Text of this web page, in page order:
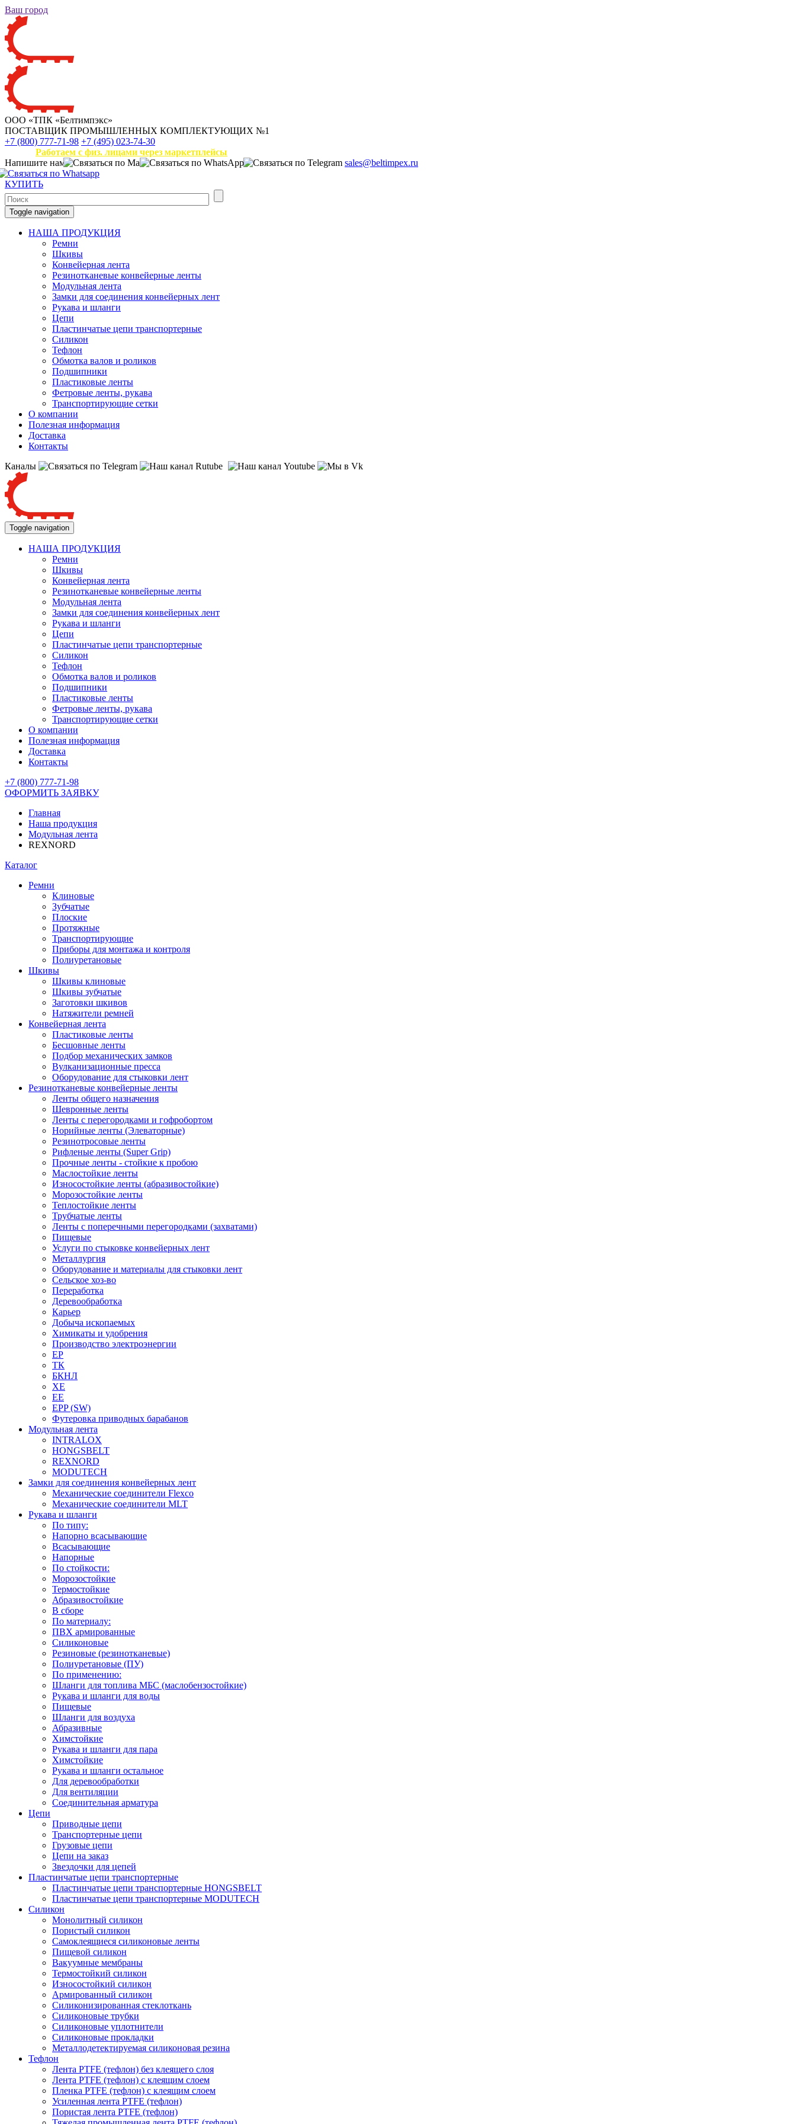
Ваш город
ООО «ТПК «Белтимпэкс»
ПОСТАВЩИК ПРОМЫШЛЕННЫХ КОМПЛЕКТУЮЩИХ №1
+7 (800) 777-71-98 +7 (495) 023-74-30
Работаем с физ. лицами через маркетплейсы
Напишите нам
sales@beltimpex.ru
КУПИТЬ
Toggle navigation
НАША ПРОДУКЦИЯ
Ремни
Шкивы
Конвейерная лента
Резинотканевые конвейерные ленты
Модульная лента
Замки для соединения конвейерных лент
Рукава и шланги
Цепи
Пластинчатые цепи транспортерные
Силикон
Тефлон
Обмотка валов и роликов
Подшипники
Пластиковые ленты
Фетровые ленты, рукава
Транспортирующие сетки
О компании
Полезная информация
Доставка
Контакты
Каналы
Toggle navigation
НАША ПРОДУКЦИЯ
Ремни
Шкивы
Конвейерная лента
Резинотканевые конвейерные ленты
Модульная лента
Замки для соединения конвейерных лент
Рукава и шланги
Цепи
Пластинчатые цепи транспортерные
Силикон
Тефлон
Обмотка валов и роликов
Подшипники
Пластиковые ленты
Фетровые ленты, рукава
Транспортирующие сетки
О компании
Полезная информация
Доставка
Контакты
+7 (800) 777-71-98
ОФОРМИТЬ ЗАЯВКУ
Главная
Наша продукция
Модульная лента
REXNORD
Каталог
Ремни
Клиновые
Зубчатые
Плоские
Протяжные
Транспортирующие
Приборы для монтажа и контроля
Полиуретановые
Шкивы
Шкивы клиновые
Шкивы зубчатые
Заготовки шкивов
Натяжители ремней
Конвейерная лента
Пластиковые ленты
Бесшовные ленты
Подбор механических замков
Вулканизационные пресса
Оборудование для стыковки лент
Резинотканевые конвейерные ленты
Ленты общего назначения
Шевронные ленты
Ленты с перегородками и гофробортом
Норийные ленты (Элеваторные)
Резинотросовые ленты
Рифленые ленты (Super Grip)
Прочные ленты - стойкие к пробою
Маслостойкие ленты
Износостойкие ленты (абразивостойкие)
Морозостойкие ленты
Теплостойкие ленты
Трубчатые ленты
Ленты с поперечными перегородками (захватами)
Пищевые
Услуги по стыковке конвейерных лент
Металлургия
Оборудование и материалы для стыковки лент
Сельское хоз-во
Переработка
Деревообработка
Карьер
Добыча ископаемых
Химикаты и удобрения
Производство электроэнергии
EP
ТК
БКНЛ
XE
EE
EPP (SW)
Футеровка приводных барабанов
Модульная лента
INTRALOX
HONGSBELT
REXNORD
MODUTECH
Замки для соединения конвейерных лент
Механические соединители Flexco
Механические соединители MLT
Рукава и шланги
По типу:
Напорно всасывающие
Всасывающие
Напорные
По стойкости:
Морозостойкие
Термостойкие
Абразивостойкие
В сборе
По материалу:
ПВХ армированные
Силиконовые
Резиновые (резинотканевые)
Полиуретановые (ПУ)
По применению:
Шланги для топлива МБС (маслобензостойкие)
Рукава и шланги для воды
Пищевые
Шланги для воздуха
Абразивные
Химстойкие
Рукава и шланги для пара
Химстойкие
Рукава и шланги остальное
Для деревообработки
Для вентиляции
Соединительная арматура
Цепи
Приводные цепи
Транспортерные цепи
Грузовые цепи
Цепи на заказ
Звездочки для цепей
Пластинчатые цепи транспортерные
Пластинчатые цепи транспортерные HONGSBELT
Пластинчатые цепи транспортерные MODUTECH
Силикон
Монолитный силикон
Пористый силикон
Самоклеящиеся силиконовые ленты
Пищевой силикон
Вакуумные мембраны
Термостойкий силикон
Износостойкий силикон
Армированный силикон
Силиконизированная стеклоткань
Силиконовые трубки
Силиконовые уплотнители
Силиконовые прокладки
Металлодетектируемая силиконовая резина
Тефлон
Лента PTFE (тефлон) без клеящего слоя
Лента PTFE (тефлон) с клеящим слоем
Пленка PTFE (тефлон) с клеящим слоем
Усиленная лента PTFE (тефлон)
Пористая лента PTFE (тефлон)